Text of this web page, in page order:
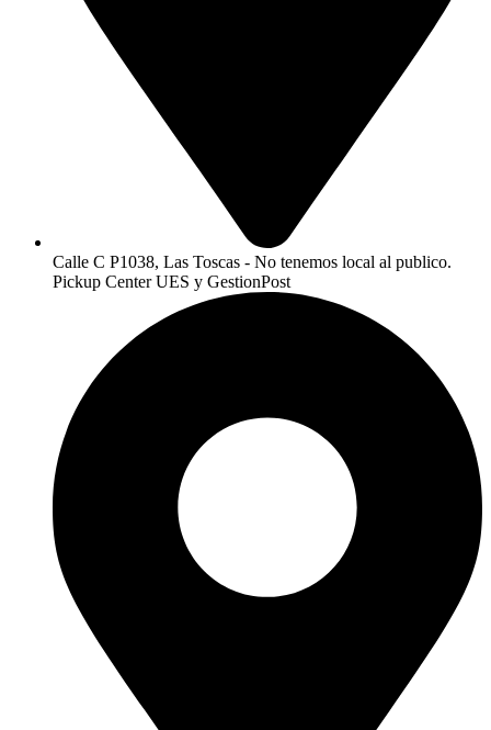
Calle C P1038, Las Toscas - No tenemos local al publico.
Pickup Center UES y GestionPost